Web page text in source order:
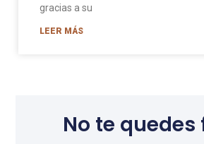
gracias a su
LEER MÁS
No te quedes